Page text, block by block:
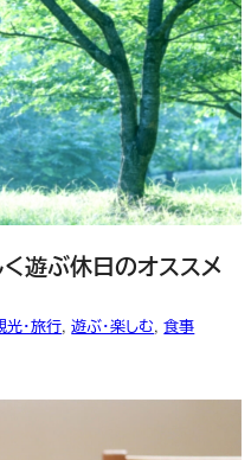
く遊ぶ休日のオススメ
・旅行, 遊ぶ・楽しむ, 食事